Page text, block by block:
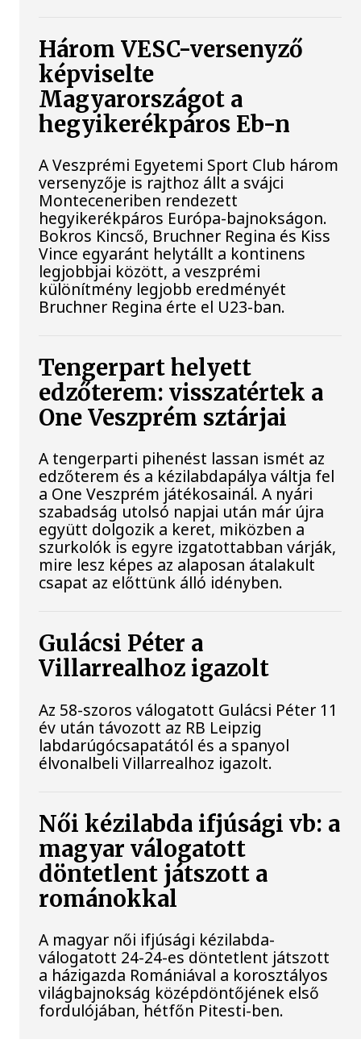
Három VESC-versenyző
képviselte
Magyarországot a
hegyikerékpáros Eb-n
A Veszprémi Egyetemi Sport Club három
versenyzője is rajthoz állt a svájci
Monteceneriben rendezett
hegyikerékpáros Európa-bajnokságon.
Bokros Kincső, Bruchner Regina és Kiss
Vince egyaránt helytállt a kontinens
legjobbjai között, a veszprémi
különítmény legjobb eredményét
Bruchner Regina érte el U23-ban.
Tengerpart helyett
edzőterem: visszatértek a
One Veszprém sztárjai
A tengerparti pihenést lassan ismét az
edzőterem és a kézilabdapálya váltja fel
a One Veszprém játékosainál. A nyári
szabadság utolsó napjai után már újra
együtt dolgozik a keret, miközben a
szurkolók is egyre izgatottabban várják,
mire lesz képes az alaposan átalakult
csapat az előttünk álló idényben.
Gulácsi Péter a
Villarrealhoz igazolt
Az 58-szoros válogatott Gulácsi Péter 11
év után távozott az RB Leipzig
labdarúgócsapatától és a spanyol
élvonalbeli Villarrealhoz igazolt.
Női kézilabda ifjúsági vb: a
magyar válogatott
döntetlent játszott a
románokkal
A magyar női ifjúsági kézilabda-
válogatott 24-24-es döntetlent játszott
a házigazda Romániával a korosztályos
világbajnokság középdöntőjének első
fordulójában, hétfőn Pitesti-ben.